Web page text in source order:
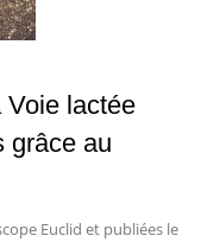
lactée
grâce au
Euclid et publiées le